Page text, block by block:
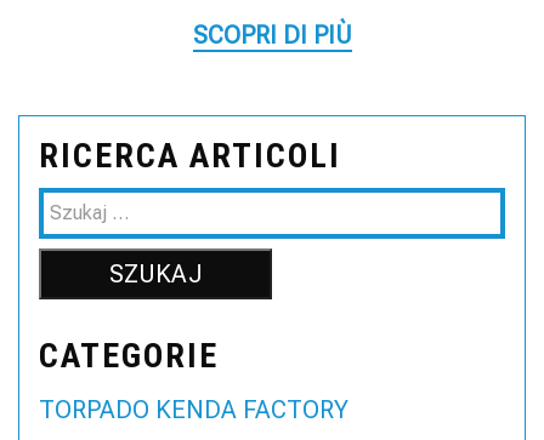
SCOPRI DI PIÙ
RICERCA ARTICOLI
CATEGORIE
TORPADO KENDA FACTORY